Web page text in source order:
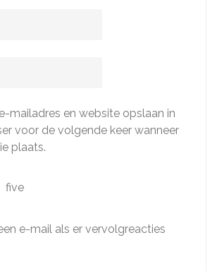
mailadres en website opslaan in
voor de volgende keer wanneer
plaats.
five
e-mail als er vervolgreacties